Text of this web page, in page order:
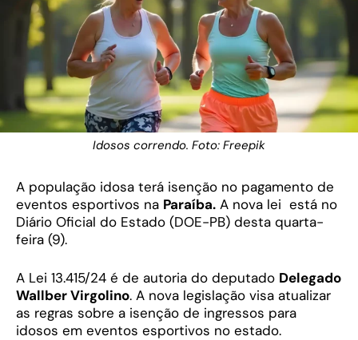
Idosos correndo. Foto: Freepik
A população idosa terá isenção no pagamento de
eventos esportivos na Paraíba. A nova lei está no
Diário Oficial do Estado (DOE-PB) desta quarta-
feira (9).
A Lei 13.415/24 é de autoria do deputado Delegado
Wallber Virgolino. A nova legislação visa atualizar
as regras sobre a isenção de ingressos para
idosos em eventos esportivos no estado.